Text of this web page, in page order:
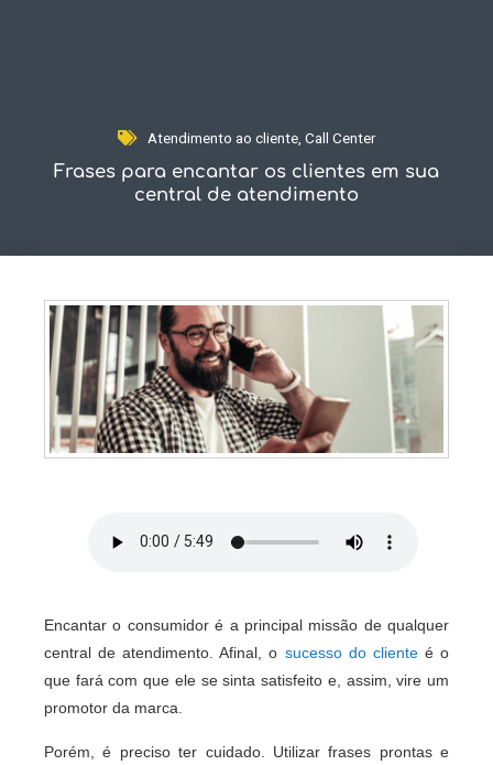
Atendimento ao cliente Call Center
Frases para encantar os clientes em sua
central de atendimento
Encantar o consumidor é a principal missão de qualquer
central de atendimento. Afinal, o sucesso do clienteé o
que fará com que ele se sinta satisfeito e, assim, vire um
promotor da marca.
Porém, é preciso ter cuidado. Utilizar frases prontas e